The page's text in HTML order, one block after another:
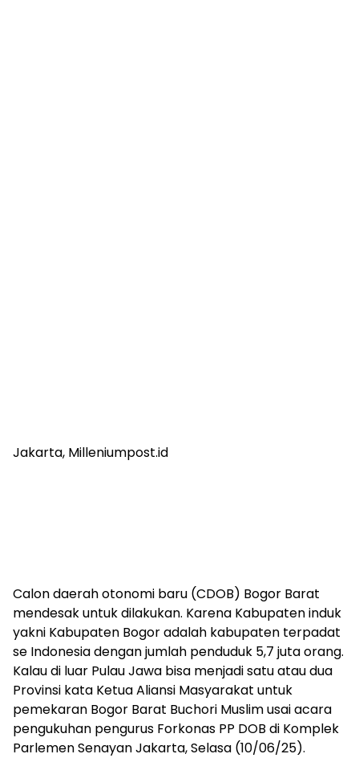
Jakarta, Milleniumpost.id
Calon daerah otonomi baru (CDOB) Bogor Barat
mendesak untuk dilakukan. Karena Kabupaten induk
yakni Kabupaten Bogor adalah kabupaten terpadat
se Indonesia dengan jumlah penduduk 5,7 juta orang.
Kalau di luar Pulau Jawa bisa menjadi satu atau dua
Provinsi kata Ketua Aliansi Masyarakat untuk
pemekaran Bogor Barat Buchori Muslim usai acara
pengukuhan pengurus Forkonas PP DOB di Komplek
Parlemen Senayan Jakarta, Selasa (10/06/25).